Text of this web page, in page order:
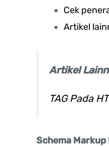
Cek
Artikel
Artikel
TAG Pada
Schema